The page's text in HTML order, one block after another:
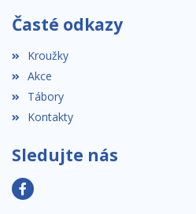
Časté odkazy
Kroužky
Akce
Tábory
Kontakty
Sledujte nás